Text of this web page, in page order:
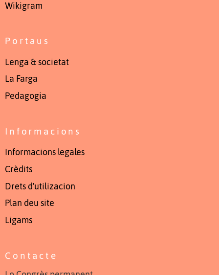
Wikigram
Portaus
Lenga & societat
La Farga
Pedagogia
Informacions
Informacions legales
Crèdits
Drets d'utilizacion
Plan deu site
Ligams
Contacte